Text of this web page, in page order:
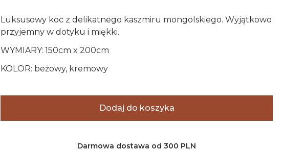
Luksusowy koc z delikatnego kaszmiru mongolskiego. Wyjątkowo
przyjemny w dotyku i miękki.
WYMIARY: 150cm x 200cm
KOLOR: beżowy, kremowy
Dodaj do koszyka
Darmowa dostawa od 300 PLN